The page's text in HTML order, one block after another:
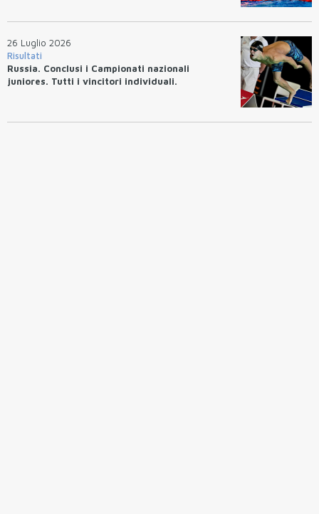
26 Luglio 2026
Risultati
Russia. Conclusi i Campionati nazionali
juniores. Tutti i vincitori individuali.